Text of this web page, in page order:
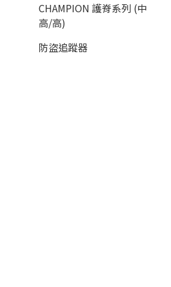
CHAMPION 護脊系列 (中
高/高)
防盜追蹤器